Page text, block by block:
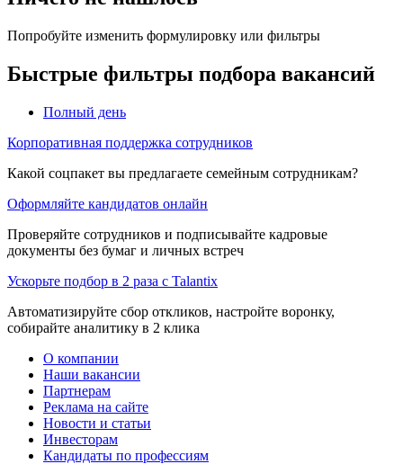
Попробуйте изменить формулировку или фильтры
Быстрые фильтры подбора вакансий
Полный день
Корпоративная поддержка сотрудников
Какой соцпакет вы предлагаете семейным сотрудникам?
Оформляйте кандидатов онлайн
Проверяйте сотрудников и подписывайте кадровые
документы без бумаг и личных встреч
Ускорьте подбор в 2 раза с Talantix
Автоматизируйте сбор откликов, настройте воронку,
собирайте аналитику в 2 клика
О компании
Наши вакансии
Партнерам
Реклама на сайте
Новости и статьи
Инвесторам
Кандидаты по профессиям